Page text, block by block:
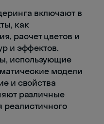
включают в
как
расчет цветов и
и эффектов.
использующие
модели
и свойства
различные
реалистичного